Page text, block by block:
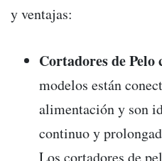
y ventajas:
Cortadores de Pelo
modelos están
alimentación y son
continuo y
Los cortadores de